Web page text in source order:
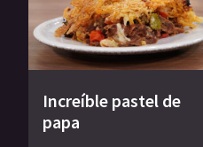
Increíble pastel de
papa